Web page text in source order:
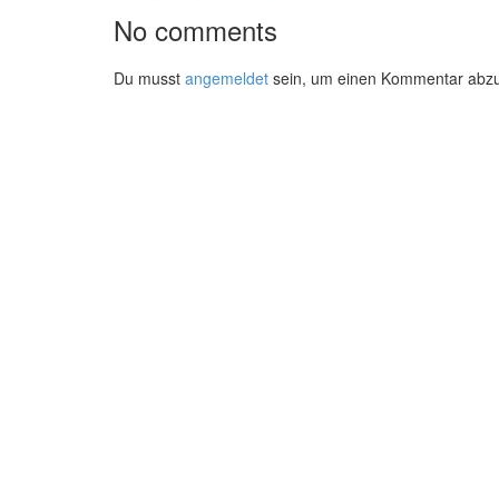
No comments
Du musst angemeldet sein, um einen Kommentar